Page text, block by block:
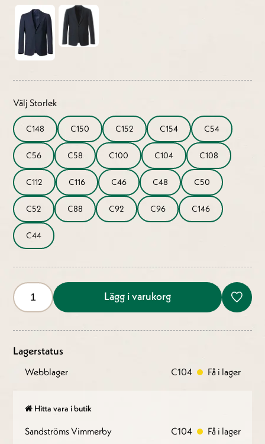
Välj Storlek
C148 C150 C152 C154 C54
C56 C58 C100 C104 C108
C112 C116 C46 C48 C50
C52 C88 C92 C96 C146
C44
Lägg i varukorg
Lagerstatus
Webblager C104 Få i lager
Hitta vara i butik
Sandströms Vimmerby C104
Få i lager